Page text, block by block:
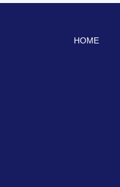
HOME